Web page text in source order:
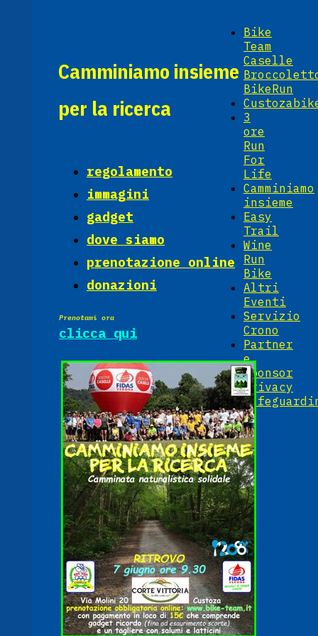
Bike
Team
Caselle
BikeRun
3
ore
Run
For
Life
Camminiamo
insieme
Easy
Trail
Wine
Run
Bike
Altri
Eventi
Servizio
Crono
Partner
e
Sponsor
Privacy
Camminiamo insieme
per la ricerca
regolamento
immagini
gadget
dove siamo
prenotazione online
donazioni
Prenotami ora
clicca qui